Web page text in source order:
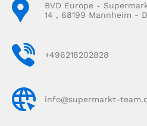
BVD Europe -
14 , 68199 Mannheim -
+496218202828
info@supermarkt-